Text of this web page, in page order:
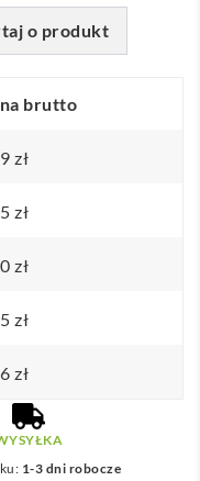
o produkt
brutto
zł
zł
zł
zł
zł
1-3 dni robocze